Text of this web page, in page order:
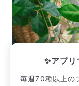
✨アプ
毎週70種以上の